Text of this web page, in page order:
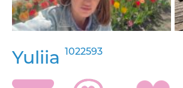
Yuliia 1022593